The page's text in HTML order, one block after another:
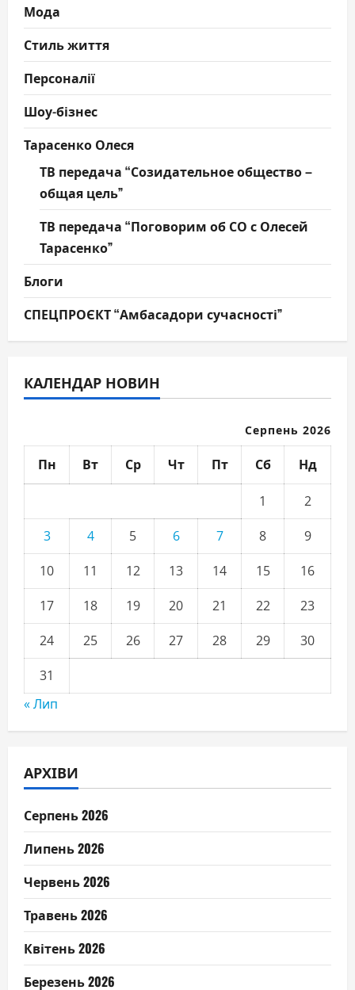
Мода
Стиль життя
Персоналії
Шоу-бізнес
Тарасенко Олеся
ТВ передача “Созидательное общество –
общая цель”
ТВ передача “Поговорим об СО с Олесей
Тарасенко”
Блоги
СПЕЦПРОЄКТ “Амбасадори сучасності”
КАЛЕНДАР НОВИН
Серпень 2026
Пн Вт Ср Чт Пт Сб Нд
1
2
3
4 5 6 7 8
9
10
11 12 13 14 15
16
17
18 19 20 21 22
23
24
25 26 27 28 29
30
31
« Лип
АРХІВИ
Серпень 2026
Липень 2026
Червень 2026
Травень 2026
Квітень 2026
Березень 2026